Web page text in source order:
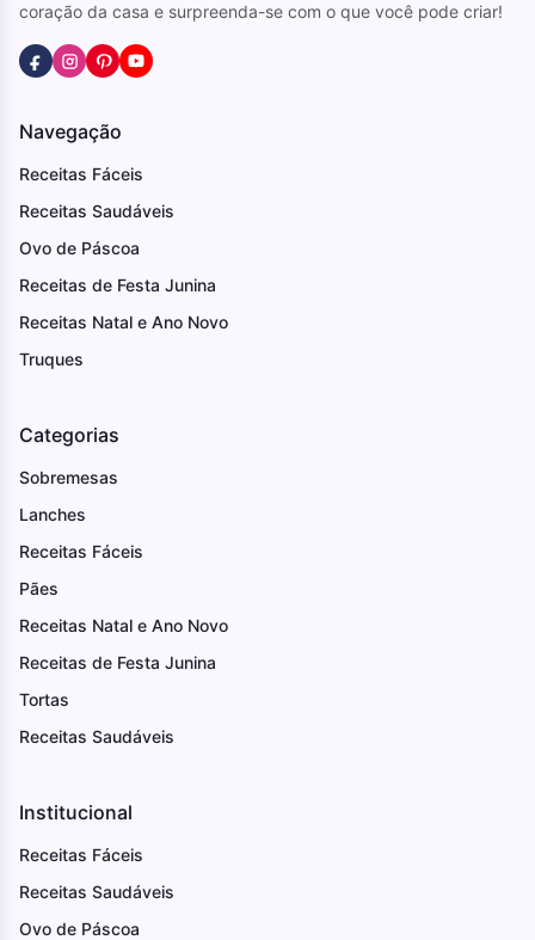
coração da casa e surpreenda-se com o que você pode criar!
Navegação
Receitas Fáceis
Receitas Saudáveis
Ovo de Páscoa
Receitas de Festa Junina
Receitas Natal e Ano Novo
Truques
Categorias
Sobremesas
Lanches
Receitas Fáceis
Pães
Receitas Natal e Ano Novo
Receitas de Festa Junina
Tortas
Receitas Saudáveis
Institucional
Receitas Fáceis
Receitas Saudáveis
Ovo de Páscoa